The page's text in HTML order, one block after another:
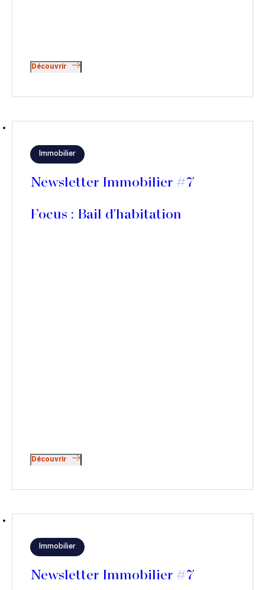
Découvrir
Immobilier
Newsletter Immobilier #7
Focus : Bail d'habitation
Découvrir
Immobilier
Newsletter Immobilier #7